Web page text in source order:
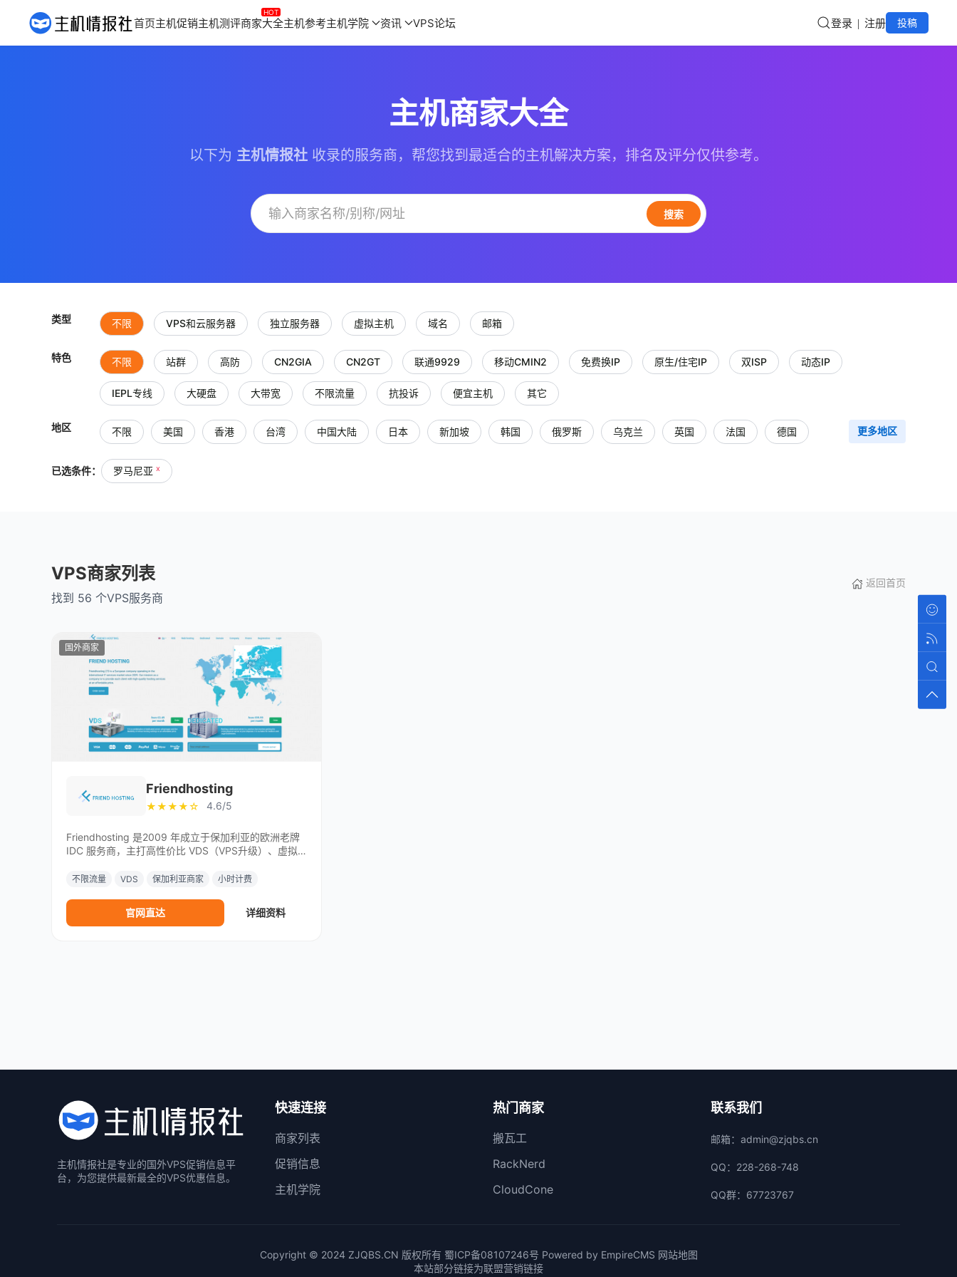
首页主机促销主机测评商家大全主机参考主机学院 资讯 VPS论坛 登录 注册 投稿
主机商家大全
以下为 主机情报社 收录的服务商，帮您找到最适合的主机解决方案，排名及评分仅供参考。
搜索
类型 不限 VPS和云服务器 独立服务器 虚拟主机 域名 邮箱
特色 不限 站群 高防 CN2GIA CN2GT 联通9929 移动CMIN2 免费换IP 原生/住宅IP 双ISP 动态IP
IEPL专线 大硬盘 大带宽 不限流量 抗投诉 便宜主机 其它
地区 不限 美国 香港 台湾 中国大陆 日本 新加坡 韩国 俄罗斯 乌克兰 英国 法国 德国
越南 泰国
更多地区
已选条件： 罗马尼亚 x
VPS商家列表
找到 56 个VPS服务商
返回首页
国外商家
Friendhosting
★★★★☆ 4.6/5
Friendhosting 是2009 年成立于保加利亚的欧洲老牌
IDC 服务商，主打高性价比 VDS（VPS升级）、虚拟
宝 / 微信支付、24/7 技术支持，是面向个人与中小企
不限流量 VDS 保加利亚商家 小时计费
官网直达 详细资料
主机情报社是专业的国外VPS促销信息平
台，为您提供最新最全的VPS优惠信息。
快速连接
商家列表
促销信息
主机学院
热门商家
搬瓦工
RackNerd
CloudCone
联系我们
邮箱： admin@zjqbs.cn
QQ：228-268-748
QQ群： 67723767
Copyright © 2024 ZJQBS.CN 版权所有 蜀ICP备08107246号 Powered by EmpireCMS 网站地图
本站部分链接为联盟营销链接